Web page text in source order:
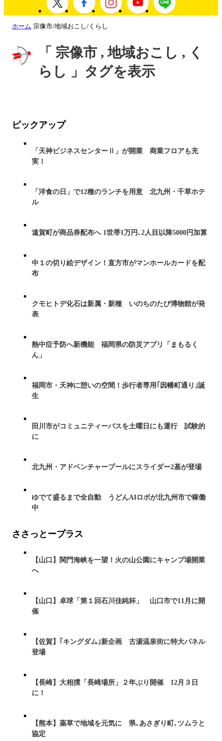
ホーム 宗像市/地域おこし/くらし
「 宗像市 , 地域おこし , く
らし 」タグを表示
ピックアップ
「天神ビジネスセンターⅡ」が開業 商業フロアも充
実！
「洋食の日」で12種のランチを用意 北九州・千草ホテ
ル
遠賀町が商品券配布へ 1世帯1万円､2人目以降5000円加算
中１の切り絵デザイン！直方市がマンホールカードを配
布
クモヒトデ化石は新属・新種 いのちのたび博物館が発
表
熱中症予防へ新機能 福岡県の防災アプリ「まもるく
ん」
福岡市・天神に憩いの空間！歩行者専用｢因幡町通り｣誕
生
田川市がコミュニティーバスを土曜日にも運行 試験的
に
北九州・アドベンチャープールにスライダー2基が登場
ゆでて盛るまで全自動 うどんAIロボが北九州市で稼働
中
ささっとープラス
【山口】関門海峡を一望！火の山公園にキャンプ場開業
へ
【山口】卓球「第１回石川佳純杯」 山口市で11月に開
催
【佐賀】｢キングダム｣新企画 古湯温泉街に特大パネル
登場
【長崎】大相撲「長崎場所」２年ぶり開催 12月３日
に！
【熊本】薬草で地域を元気に 県､あさぎり町､ツムラと
協定